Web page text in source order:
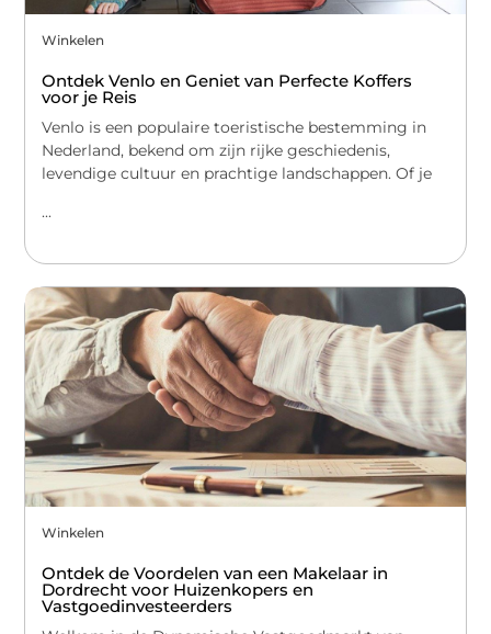
Winkelen
Ontdek Venlo en Geniet van Perfecte Koffers
voor je Reis
Venlo is een populaire toeristische bestemming in
Nederland, bekend om zijn rijke geschiedenis,
levendige cultuur en prachtige landschappen. Of je
...
Winkelen
Ontdek de Voordelen van een Makelaar in
Dordrecht voor Huizenkopers en
Vastgoedinvesteerders